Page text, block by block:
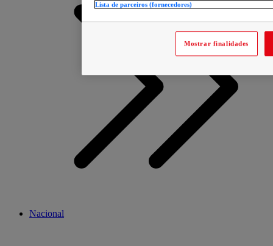
Nacional
Lista de parceiros (fornecedores)
Mostrar finalidades